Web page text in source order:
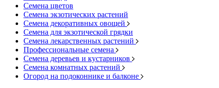
Семена цветов
Семена экзотических растений
Семена декоративных овощей
Семена для экзотической грядки
Семена лекарственных растений
Профессиональные семена
Семена деревьев и кустарников
Семена комнатных растений
Огород на подоконнике и балконе